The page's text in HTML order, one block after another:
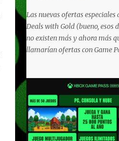
Las nuevas ofertas especiales
Deals with Gold (bueno, esos
no existen más y ahora más
llamarían ofertas con Game
10/11, varios de los juegos que
oferta también cuentan con
Xbox Play Anywhere, lo que
jugarlos y mantener un
compartido en Windows PC y